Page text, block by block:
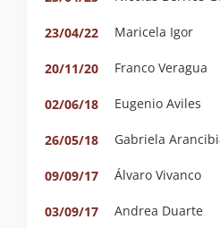
23/04/22 Maricela Igor
20/11/20 Franco Veragua
02/06/18 Eugenio Aviles
26/05/18 Gabriela
09/09/17 Álvaro Vivanco
03/09/17 Andrea Duarte